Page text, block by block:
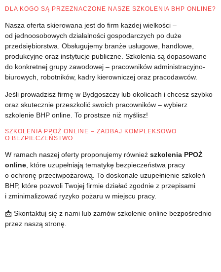
DLA KOGO SĄ PRZEZNACZONE NASZE SZKOLENIA BHP ONLINE?
Nasza oferta skierowana jest do firm każdej wielkości –
od jednoosobowych działalności gospodarczych po duże
przedsiębiorstwa. Obsługujemy branże usługowe, handlowe,
produkcyjne oraz instytucje publiczne. Szkolenia są dopasowane
do konkretnej grupy zawodowej – pracowników administracyjno-
biurowych, robotników, kadry kierowniczej oraz pracodawców.
Jeśli prowadzisz firmę w Bydgoszczy lub okolicach i chcesz szybko
oraz skutecznie przeszkolić swoich pracowników – wybierz
szkolenie BHP online. To prostsze niż myślisz!
SZKOLENIA PPOŻ ONLINE – ZADBAJ KOMPLEKSOWO
O BEZPIECZEŃSTWO
W ramach naszej oferty proponujemy również szkolenia PPOŻ
online , które uzupełniają tematykę bezpieczeństwa pracy
o ochronę przeciwpożarową. To doskonałe uzupełnienie szkoleń
BHP, które pozwoli Twojej firmie działać zgodnie z przepisami
i zminimalizować ryzyko pożaru w miejscu pracy.
📩 Skontaktuj się z nami lub zamów szkolenie online bezpośrednio
przez naszą stronę.